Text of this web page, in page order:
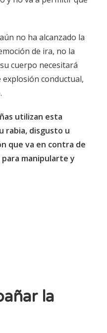
no ha alcanzado la
de ira, no la
cuerpo necesitará
conductual,
utilizan esta
rabia, disgusto u
que va en contra de
para manipularte y
la